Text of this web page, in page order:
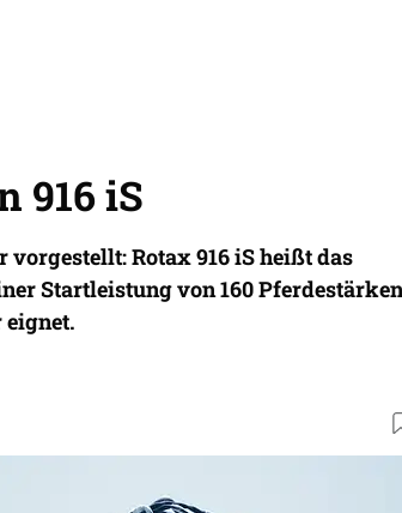
916 iS
vorgestellt: Rotax 916 iS heißt das
Startleistung von 160 Pferdestärken